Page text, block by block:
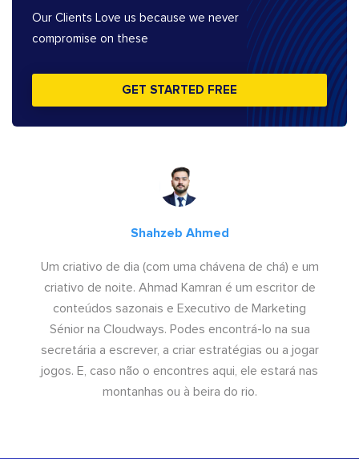
Our Clients Love us because we never
compromise on these
GET STARTED FREE
Shahzeb Ahmed
Um criativo de dia (com uma chávena de chá) e um
criativo de noite. Ahmad Kamran é um escritor de
conteúdos sazonais e Executivo de Marketing
Sénior na Cloudways. Podes encontrá-lo na sua
secretária a escrever, a criar estratégias ou a jogar
jogos. E, caso não o encontres aqui, ele estará nas
montanhas ou à beira do rio.